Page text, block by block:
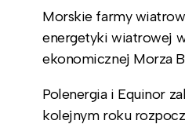
Morskie farmy
energetyki wiatrowej
ekonomicznej Morza
Polenergia i Equinor
kolejnym roku